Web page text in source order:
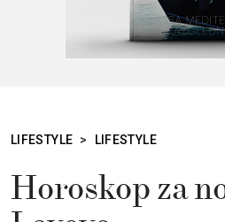
LIFESTYLE > LIFESTYLE
Horoskop za